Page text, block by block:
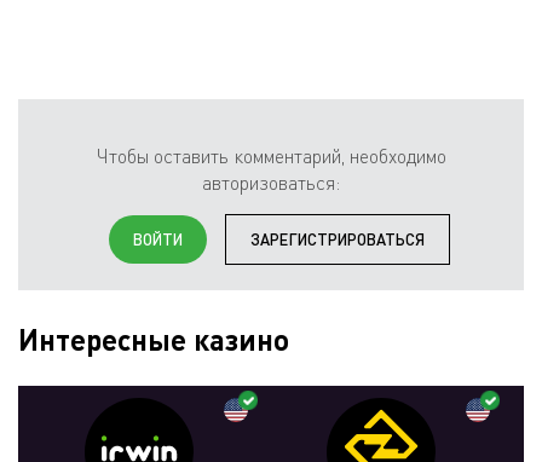
Чтобы оставить комментарий, необходимо
авторизоваться:
ВОЙТИ ЗАРЕГИСТРИРОВАТЬСЯ
Интересные казино